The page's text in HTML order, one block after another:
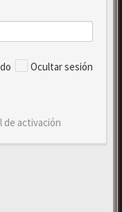
Ocultar sesión
de activación